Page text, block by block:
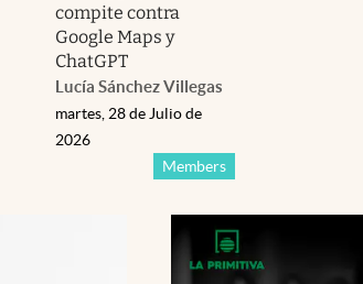
compite contra
Google Maps y
ChatGPT
Lucía Sánchez Villegas
Members
martes, 28 de Julio de
2026